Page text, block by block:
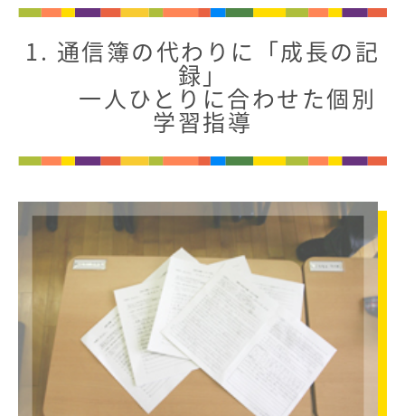
児童数・教職員数
一貫校の流れ
キリスト教教育
国際交流
ICTを活用した授業
国内短期留学
SCHOOL LIFE
スクールライフ
スクールカレンダー
1. 通信簿の代わりに「成長の記
録」
一人ひとりに合わせた個別
学習指導